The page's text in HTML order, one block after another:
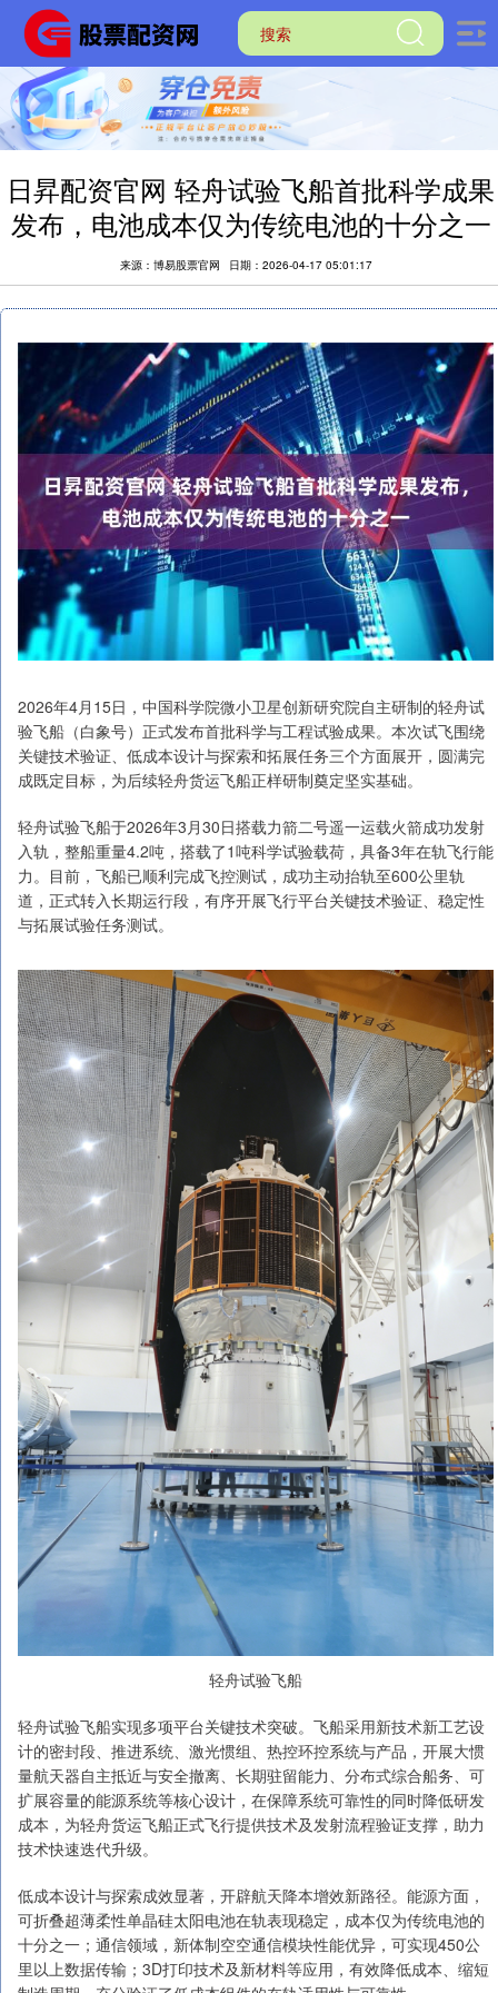
日昇配资官网 轻舟试验飞船首批科学成果
发布，电池成本仅为传统电池的十分之一
来源：博易股票官网 日期：2026-04-17 05:01:17
2026年4月15日，中国科学院微小卫星创新研究院自主研制的轻舟试
验飞船（白象号）正式发布首批科学与工程试验成果。本次试飞围绕
关键技术验证、低成本设计与探索和拓展任务三个方面展开，圆满完
成既定目标，为后续轻舟货运飞船正样研制奠定坚实基础。
轻舟试验飞船于2026年3月30日搭载力箭二号遥一运载火箭成功发射
入轨，整船重量4.2吨，搭载了1吨科学试验载荷，具备3年在轨飞行能
力。目前，飞船已顺利完成飞控测试，成功主动抬轨至600公里轨
道，正式转入长期运行段，有序开展飞行平台关键技术验证、稳定性
与拓展试验任务测试。
轻舟试验飞船
轻舟试验飞船实现多项平台关键技术突破。飞船采用新技术新工艺设
计的密封段、推进系统、激光惯组、热控环控系统与产品，开展大惯
量航天器自主抵近与安全撤离、长期驻留能力、分布式综合船务、可
扩展容量的能源系统等核心设计，在保障系统可靠性的同时降低研发
成本，为轻舟货运飞船正式飞行提供技术及发射流程验证支撑，助力
技术快速迭代升级。
低成本设计与探索成效显著，开辟航天降本增效新路径。能源方面，
可折叠超薄柔性单晶硅太阳电池在轨表现稳定，成本仅为传统电池的
十分之一；通信领域，新体制空空通信模块性能优异，可实现450公
里以上数据传输；3D打印技术及新材料等应用，有效降低成本、缩短